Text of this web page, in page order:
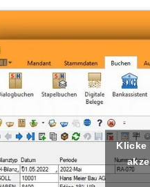
Klicke